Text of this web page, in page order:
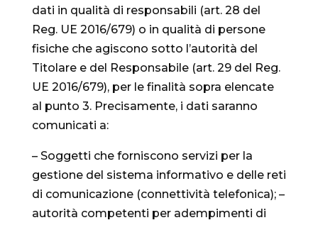
dati in qualità di responsabili (art. 28 del
Reg. UE 2016/679) o in qualità di persone
fisiche che agiscono sotto l’autorità del
Titolare e del Responsabile (art. 29 del Reg.
UE 2016/679), per le finalità sopra elencate
al punto 3. Precisamente, i dati saranno
comunicati a:
– Soggetti che forniscono servizi per la
gestione del sistema informativo e delle reti
di comunicazione (connettività telefonica); –
autorità competenti per adempimenti di